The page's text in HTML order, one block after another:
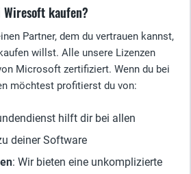
kaufen?
Partner, dem du vertrauen kannst,
willst. Alle unsere Lizenzen
Microsoft zertifiziert. Wenn du bei
möchtest profitierst du von:
hilft dir bei allen
deiner Software
: Wir bieten eine unkomplizierte